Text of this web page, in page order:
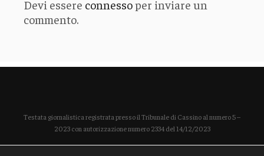
Devi essere connessoper inviare un
commento.
Testata giornalistica registrata presso il Tribunale di Cassino al numero 5 –
2023 con autorizzazione numero 2334 del 14/12/2023
Direttore responsabile Paola Enrica Polidoro